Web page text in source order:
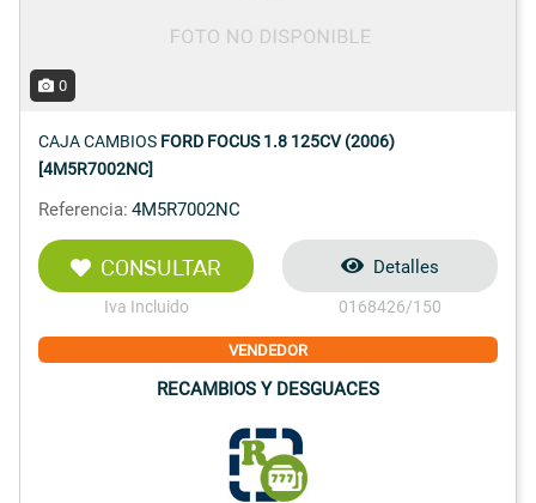
0
CAJA CAMBIOS FORD FOCUS 1.8 125CV (2006)
[4M5R7002NC]
Referencia: 4M5R7002NC
CONSULTAR
Iva Incluido
Detalles
0168426/150
VENDEDOR
RECAMBIOS Y DESGUACES